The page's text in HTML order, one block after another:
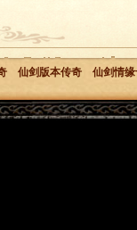
仙剑版本传奇 仙剑情